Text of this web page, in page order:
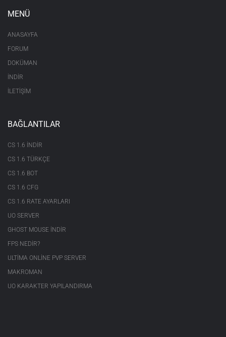
MENÜ
ANASAYFA
FORUM
DOKÜMAN
İNDİR
İLETİŞİM
BAĞLANTILAR
CS 1.6 INDIR
CS 1.6 TÜRKÇE
CS 1.6 BOT
CS 1.6 CFG
CS 1.6 RATE AYARLARI
UO SERVER
GHOST MOUSE INDIR
FPS NEDIR?
ULTIMA ONLINE PVP SERVER
MAKROMAN
UO KARAKTER YAPILANDIRMA